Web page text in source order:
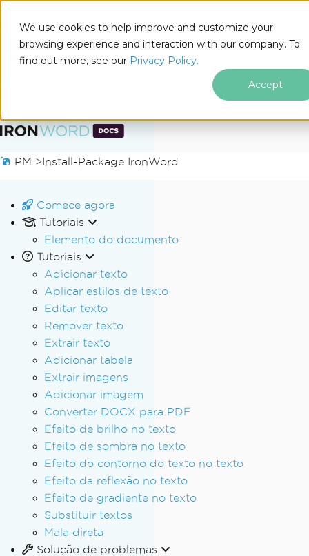
We use cookies to help improve and customize your
browsing experience and interaction with our company. To
find out more, see our Privacy Policy.
Accept
Ir para o conteúdo do rodapé
Docs
PM >Install-Package IronWord
Comece agora
Tutoriais
Elemento do documento
Tutoriais
Adicionar texto
Aplicar estilos de texto
Editar texto
Remover texto
Extrair texto
Adicionar tabela
Extrair imagens
Adicionar imagem
Converter DOCX para PDF
Efeito de brilho no texto
Efeito de sombra no texto
Efeito do contorno do texto no texto
Efeito da reflexão no texto
Efeito de gradiente no texto
Substituir textos
Mala direta
Solução de problemas